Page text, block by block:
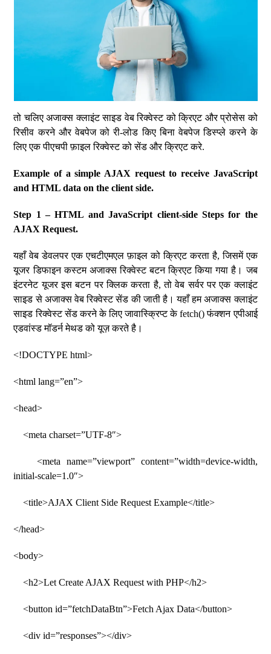
तो चलिए अजाक्स क्लाइंट साइड वेब रिक्वेस्ट को क्रिएट और प्रोसेस को
रिसीव करने और वेबपेज को री-लोड किए बिना वेबपेज डिस्प्ले करने के
लिए एक पीएचपी फ़ाइल रिक्वेस्ट को सेंड और क्रिएट करे.
Example of a simple AJAX request to receive JavaScript
and HTML data on the client side.
Step 1 – HTML and JavaScript client-side Steps for the
AJAX Request.
यहाँ वेब डेवलपर एक एचटीएमएल फ़ाइल को क्रिएट करता है, जिसमें एक
यूजर डिफाइन कस्टम अजाक्स रिक्वेस्ट बटन क्रिएट किया गया है। जब
इंटरनेट यूजर इस बटन पर क्लिक करता है, तो वेब सर्वर पर एक क्लाइंट
साइड से अजाक्स वेब रिक्वेस्ट सेंड की जाती है। यहाँ हम अजाक्स क्लाइंट
साइड रिक्वेस्ट सेंड करने के लिए जावास्क्रिप्ट के fetch() फंक्शन एपीआई
एडवांस्ड मॉडर्न मेथड को यूज़ करते है।
<!DOCTYPE html>
<html lang=”en”>
<head>
<meta charset=”UTF-8″>
<meta name=”viewport” content=”width=device-width,
initial-scale=1.0″>
<title>AJAX Client Side Request Example</title>
</head>
<body>
<h2>Let Create AJAX Request with PHP</h2>
<button id=”fetchDataBtn”>Fetch Ajax Data</button>
<div id=”responses”></div>